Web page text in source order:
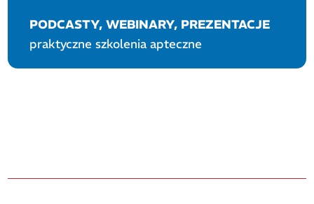
PODCASTY, WEBINARY, PREZENTACJE
praktyczne szkolenia apteczne